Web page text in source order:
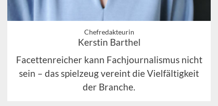
Chefredakteurin
Kerstin Barthel
Facettenreicher kann Fachjournalismus nicht
sein – das spielzeug vereint die Vielfältigkeit
der Branche.